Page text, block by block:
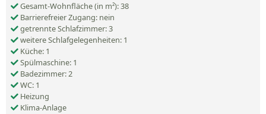
Gesamt-Wohnfläche (in m²): 38
Barrierefreier Zugang: nein
getrennte Schlafzimmer: 3
weitere Schlafgelegenheiten: 1
Küche: 1
Spülmaschine: 1
Badezimmer: 2
WC: 1
Heizung
Klima-Anlage